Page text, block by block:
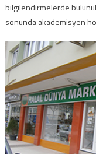
bilgilendirmelerde
sonunda akademisyen